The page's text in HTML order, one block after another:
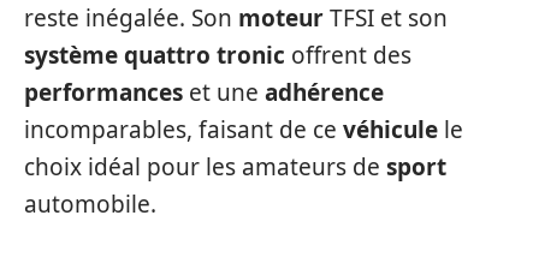
reste inégalée. Son moteurTFSI et son
systèmequattro tronic offrent des
performances et une adhérence
incomparables, faisant de ce véhicule le
choix idéal pour les amateurs de sport
automobile.